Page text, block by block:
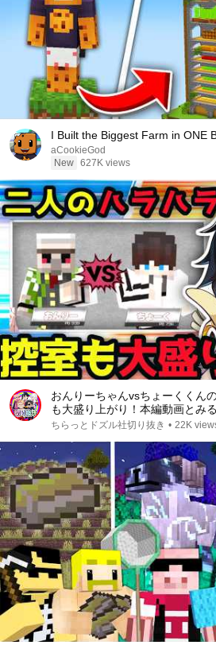
I Built the Biggest Farm in ONE
aCookieGod
New 627K views
おんりーちゃんvsちょーくくん
も大盛り上がり！本編動画とみ
ズル社/切り抜き】【おんりー】
ちらっとドズル社切り抜き • 22K